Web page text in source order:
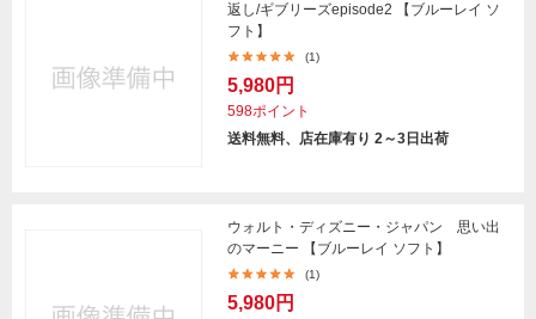
返し/ギブリーズepisode2 【ブルーレイ ソ
フト】
(1)
5,980円
598ポイント
送料無料、店在庫有り 2～3日出荷
ウォルト・ディズニー・ジャパン 思い出
のマーニー 【ブルーレイ ソフト】
(1)
5,980円